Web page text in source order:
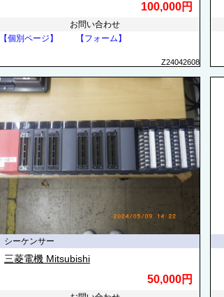
100,000円
お問い合わせ
【個別ページ】
【フォーム】
Z24042608
シーケンサー
三菱電機 Mitsubishi
50,000円